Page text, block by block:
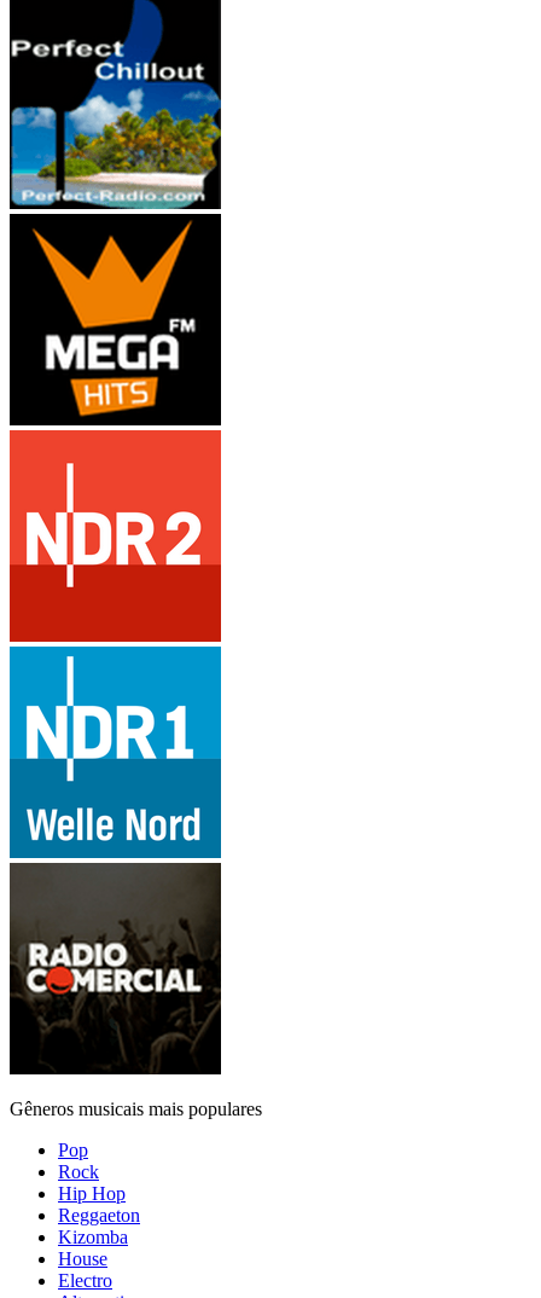
Gêneros musicais mais populares
Pop
Rock
Hip Hop
Reggaeton
Kizomba
House
Electro